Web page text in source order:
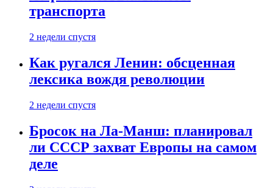
транспорта
2 недели спустя
Как ругался Ленин: обсценная
лексика вождя революции
2 недели спустя
Бросок на Ла-Манш: планировал
ли СССР захват Европы на самом
деле